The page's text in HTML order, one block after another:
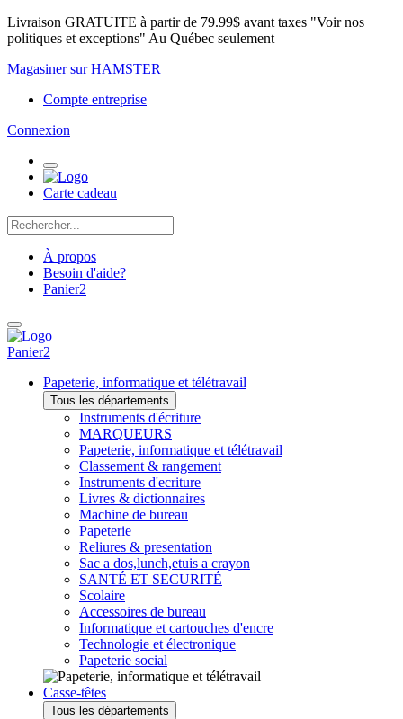
Livraison GRATUITE à partir de 79.99$ avant taxes "Voir nos
politiques et exceptions" Au Québec seulement
Magasiner sur HAMSTER
Compte entreprise
Connexion
Carte cadeau
À propos
Besoin d'aide?
Panier2
Panier2
Papeterie, informatique et télétravail
Tous les départements
Instruments d'écriture
MARQUEURS
Papeterie, informatique et télétravail
Classement & rangement
Instruments d'ecriture
Livres & dictionnaires
Machine de bureau
Papeterie
Reliures & presentation
Sac a dos,lunch,etuis a crayon
SANTÉ ET SECURITÉ
Scolaire
Accessoires de bureau
Informatique et cartouches d'encre
Technologie et électronique
Papeterie social
Casse-têtes
Tous les départements